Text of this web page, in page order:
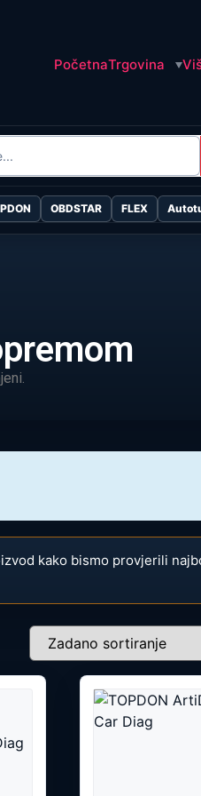
PočetnaTrgovina
OBDSTAR FLEX
kako bismo provjerili